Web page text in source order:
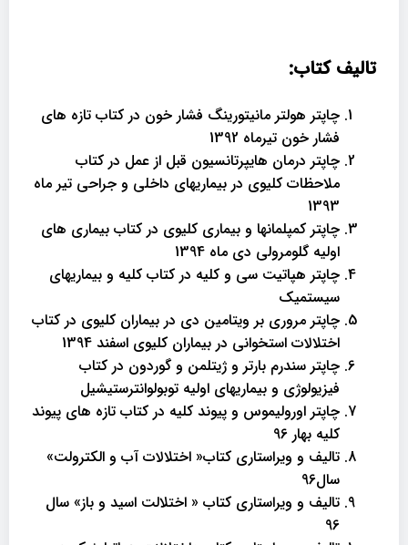
تالیف کتاب:
چاپتر هولتر مانیتورینگ فشار خون در کتاب تازه های
فشار خون تیرماه 1392
چاپتر درمان هایپرتانسیون قبل از عمل در کتاب
ملاحظات کلیوی در بیماریهای داخلی و جراحی تیر ماه
1393
چاپتر کمپلمانها و بیماری کلیوی در کتاب بیماری های
اولیه گلومرولی دی ماه 1394
چاپتر هپاتیت سی و کلیه در کتاب کلیه و بیماریهای
سیستمیک
چاپتر مروری بر ویتامین دی در بیماران کلیوی در کتاب
اختلالات استخوانی در بیماران کلیوی اسفند 1394
چاپتر سندرم بارتر و ژیتلمن و گوردون در کتاب
فیزیولوژی و بیماریهای اولیه توبولوانترستیشیل
چاپتر اورولیموس و پیوند کلیه در کتاب تازه های پیوند
کلیه بهار 96
تالیف و ویراستاری کتاب« اختلالات آب و الکترولت»
سال96
تالیف و ویراستاری کتاب « اختلالت اسید و باز» سال
96